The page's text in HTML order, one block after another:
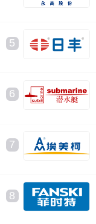
5
6
7
8